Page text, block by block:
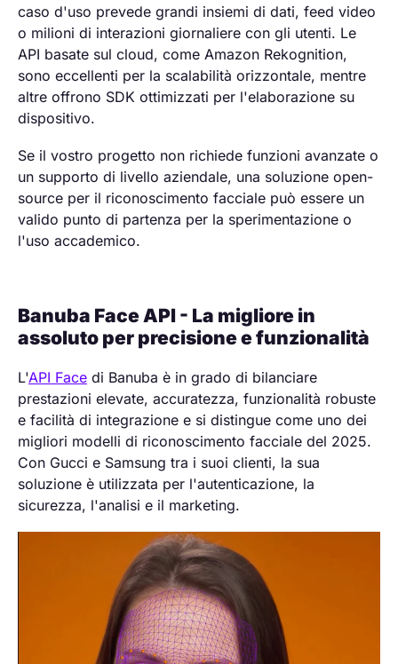
caso d'uso prevede grandi insiemi di dati, feed video
o milioni di interazioni giornaliere con gli utenti. Le
API basate sul cloud, come Amazon Rekognition,
sono eccellenti per la scalabilità orizzontale, mentre
altre offrono SDK ottimizzati per l'elaborazione su
dispositivo.
Se il vostro progetto non richiede funzioni avanzate o
un supporto di livello aziendale, una soluzione open-
source per il riconoscimento facciale può essere un
valido punto di partenza per la sperimentazione o
l'uso accademico.
Banuba Face API - La migliore in
assoluto per precisione e funzionalità
L'API Face di Banuba è in grado di bilanciare
prestazioni elevate, accuratezza, funzionalità robuste
e facilità di integrazione e si distingue come uno dei
migliori modelli di riconoscimento facciale del 2025.
Con Gucci e Samsung tra i suoi clienti, la sua
soluzione è utilizzata per l'autenticazione, la
sicurezza, l'analisi e il marketing.